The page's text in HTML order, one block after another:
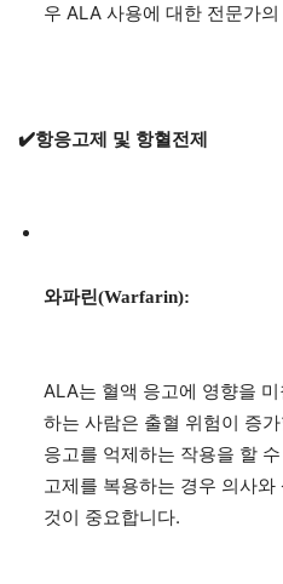
우 ALA 사용에 대한 전문가
✔️항응고제 및 항혈전제
와파린(Warfarin):
ALA는 혈액 응고에 영향을
하는 사람은 출혈 위험이 증
응고를 억제하는 작용을 할
고제를 복용하는 경우 의사
것이 중요합니다.